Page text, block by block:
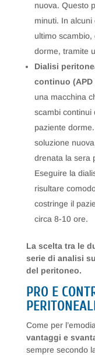
nuova. Questo
minuti. In
ultimo
dorme, tramite
Dialisi
continuo (APD
una macchina
scambi continui
paziente
soluzione
drenata la sera
Eseguire la
risultare
costringe il
circa 8-10 ore.
La scelta tra le
serie di analisi
del peritoneo.
PRO E
Come per
vantaggi e
sempre secondo